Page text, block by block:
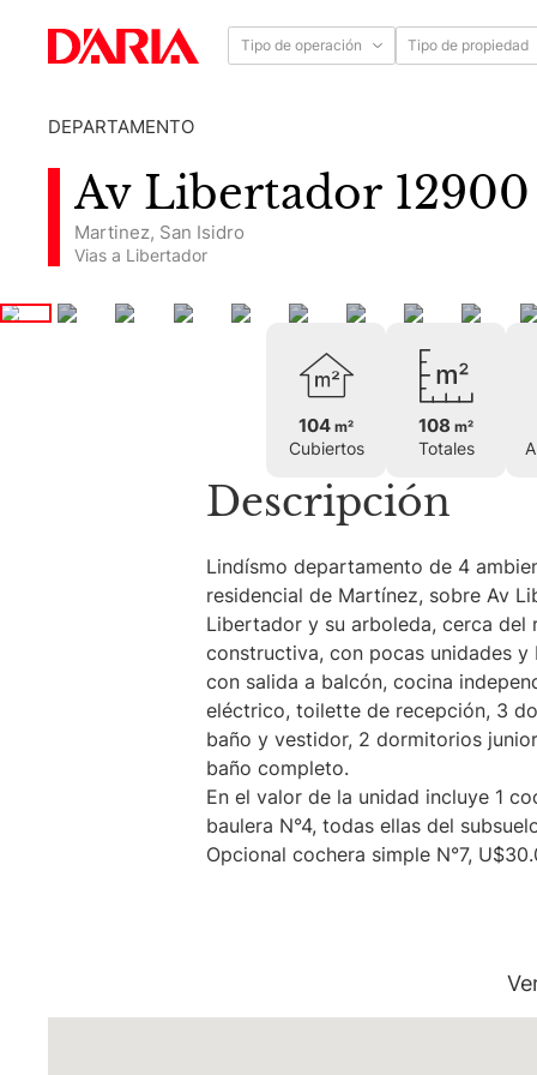
Tipo de operación Tipo de propiedad
DEPARTAMENTO
Martinez, San Isidro
Vias a Libertador
104 m²
Cubiertos
108 m²
Totales
Descripción
Lindísmo departamento de 4
residencial de Martínez, sobre Av
Libertador y su arboleda, cerca
constructiva, con pocas unidades y
con salida a balcón, cocina
eléctrico, toilette de recepción, 3
baño y vestidor, 2 dormitorios
baño completo.
En el valor de la unidad incluye 1
baulera N°4, todas ellas del
Opcional cochera simple N°7,